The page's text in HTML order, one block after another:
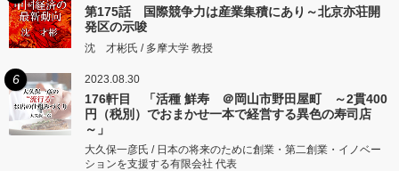
第175話 国際競争力は産業集積にあり～北京亦荘開
発区の示唆
沈 才彬氏 / 多摩大学 教授
6 2023.08.30
176軒目 「活種 鮮寿 ＠岡山市野田屋町 ～2貫400
円（税別）でおまかせ一本で経営する異色の寿司店
～」
大久保一彦氏 / 日本の将来のために創業・第二創業・イノベー
ションを支援する有限会社 代表